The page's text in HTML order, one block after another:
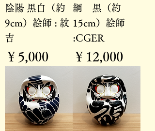
陰陽 黒白（約
9cm）絵師 : 紋
吉
価格
￥5,000
綱 黒（約
15cm）絵師
:CGER
価格
￥12,000